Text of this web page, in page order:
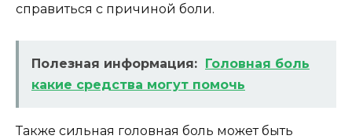
справиться с причиной боли.
Полезная информация: Головная боль
какие средства могут помочь
Также сильная головная боль может быть